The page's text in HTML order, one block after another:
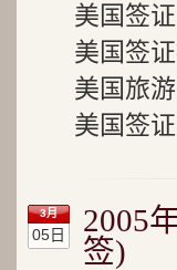
美国签
美国签
美国旅
美国签
3月
05日
2005
签)